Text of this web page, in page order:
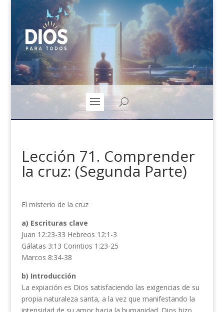
Lección 71. Comprender
la cruz: (Segunda Parte)
El misterio de la cruz
a) Escrituras clave
Juan 12:23-33 Hebreos 12:1-3
Gálatas 3:13 Corintios 1:23-25
Marcos 8:34-38
b) Introducción
La expiación es Dios satisfaciendo las exigencias de su
propia naturaleza santa, a la vez que manifestando la